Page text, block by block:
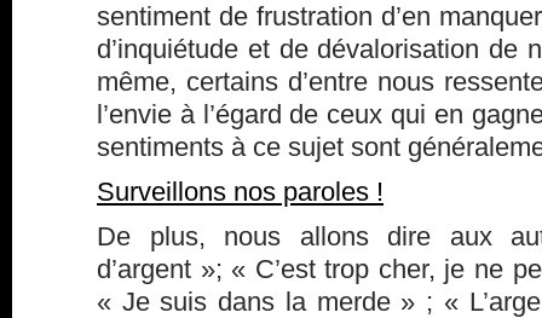
sentiment de frustration d’en
d’inquiétude et de dévalorisation de
même, certains d’entre nous
l’envie à l’égard de ceux qui en
sentiments à ce sujet sont
Surveillons nos paroles !
De plus, nous allons dire aux
d’argent »; « C’est trop cher, je ne
« Je suis dans la merde » ; «